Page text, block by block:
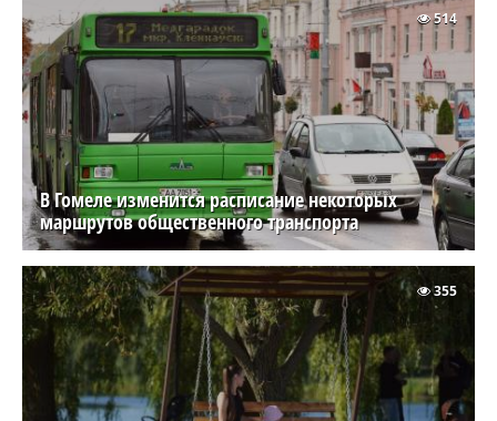
В Гомеле изменится расписание некоторых
маршрутов общественного транспорта
514
355